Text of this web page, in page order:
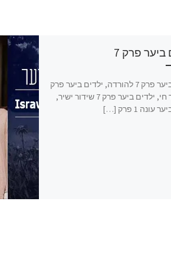
ביער פרק 7
ילדים ביער פרק 7 להורדה, ילדים ביער פרק
7 שידור חי, ילדים ביער פרק 7 שידור ישיר,
עונה 1 פרק […]